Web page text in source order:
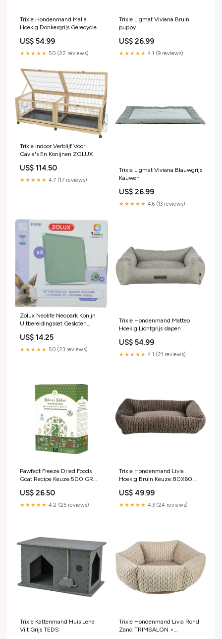
Trixie Hondenmand Malia
Hoekig Donkergrijs Gerecycled
US$ 54.99
★★★★★ 5.0 (22 reviews)
Trixie Ligmat Viviana Bruin
puppy
US$ 26.99
★★★★★ 4.1 (9 reviews)
Trixie Indoor Verblijf Voor
Cavia's En Konijnen ZOLUX
US$ 114.50
★★★★★ 4.7 (17 reviews)
Trixie Ligmat Viviana Blauwgrijs
Kauwen
US$ 26.99
★★★★★ 4.6 (13 reviews)
Zolux Neolife Neopark Konijn
Uitbereidingsset Gesloten
US$ 14.25
★★★★★ 5.0 (23 reviews)
Trixie Hondenmand Matteo
Hoekig Lichtgrijs slapen
US$ 54.99
★★★★★ 4.1 (21 reviews)
Pawfect Freeze Dried Foods
Goat Recipe Keuze:500 GR
US$ 26.50
★★★★★ 4.2 (25 reviews)
Trixie Hondenmand Livia
Hoekig Bruin Keuze:80X60
US$ 49.99
★★★★★ 4.3 (24 reviews)
Trixie Kattenmand Huis Lene
Vilt Grijs TEDS
Trixie Hondenmand Livia Rond
Zand TRIMSALON >